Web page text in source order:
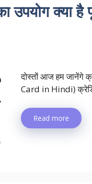
क्या है
दोस्तों आज हम जानेंगे
Card in Hindi)
Read more